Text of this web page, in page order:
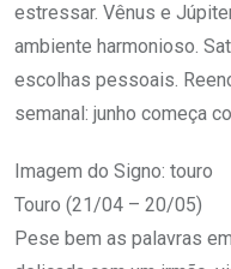
estressar. Vênus e
ambiente harmonioso.
escolhas pessoais.
semanal: junho começa
Imagem do Signo: touro
Touro (21/04 – 20/05)
Pese bem as palavras